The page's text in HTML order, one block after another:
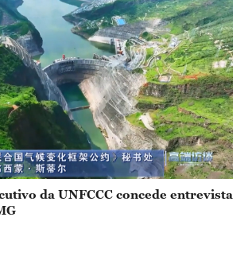
da UNFCCC concede entrevista